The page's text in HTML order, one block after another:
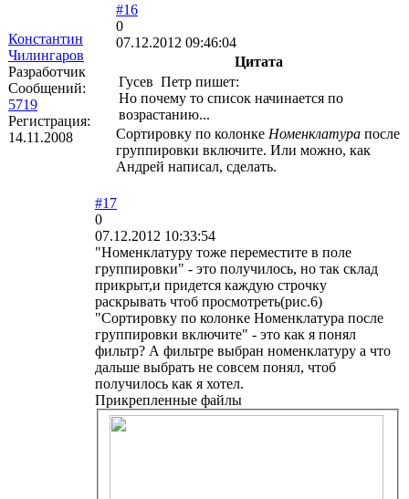
Константин
Чилингаров
Разработчик
Сообщений:
5719
Регистрация:
14.11.2008
#16
0
07.12.2012 09:46:04
Цитата
Гусев Петр пишет:
Но почему то список начинается по
возрастанию...
Сортировку по колонке Номенклатура после
группировки включите. Или можно, как
Андрей написал, сделать.
#17
0
07.12.2012 10:33:54
"Номенклатуру тоже переместите в поле
группировки" - это получилось, но так склад
прикрыт,и придется каждую строчку
раскрывать чтоб просмотреть(рис.6)
"Сортировку по колонке Номенклатура после
группировки включите" - это как я понял
фильтр? А фильтре выбран номенклатуру а что
дальше выбрать не совсем понял, чтоб
получилось как я хотел.
Прикрепленные файлы